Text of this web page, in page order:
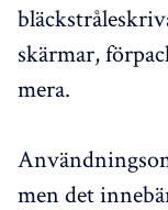
skärmar,
mera.
men det